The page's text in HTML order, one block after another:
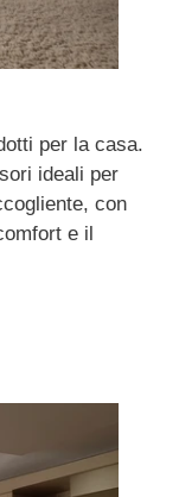
per la casa.
ideali per
con
e il